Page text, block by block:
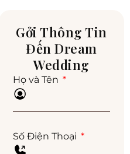
Gởi Thông Tin
Đến Dream
Wedding
Họ và Tên
Số Điện Thoại